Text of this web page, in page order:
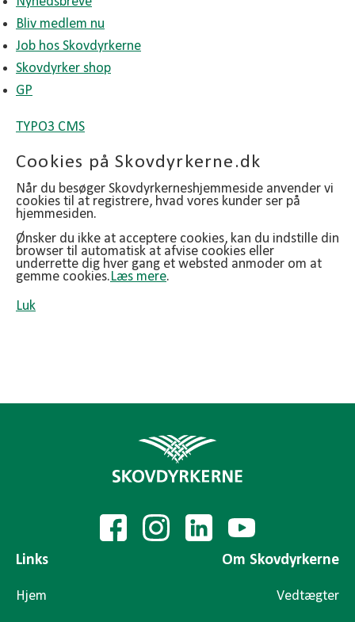
Bliv medlem nu
Job hos Skovdyrkerne
Skovdyrker shop
GP
TYPO3 CMS
Cookies på Skovdyrkerne.dk
Når du besøger Skovdyrkerneshjemmeside anvender vi
cookies til at registrere, hvad vores kunder ser på
hjemmesiden.
Ønsker du ikke at acceptere cookies, kan du indstille din
browser til automatisk at afvise cookies eller
underrette dig hver gang et websted anmoder om at
gemme cookies.Læs mere.
Luk
Links
Hjem
Om Skovdyrkerne
Vedtægter